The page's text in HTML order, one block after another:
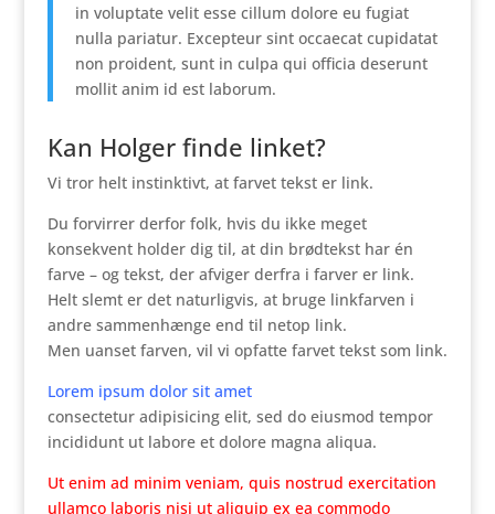
in voluptate velit esse cillum dolore eu fugiat
nulla pariatur. Excepteur sint occaecat cupidatat
non proident, sunt in culpa qui officia deserunt
mollit anim id est laborum.
Kan Holger finde linket?
Vi tror helt instinktivt, at farvet tekst er link.
Du forvirrer derfor folk, hvis du ikke meget
konsekvent holder dig til, at din brødtekst har én
farve – og tekst, der afviger derfra i farver er link.
Helt slemt er det naturligvis, at bruge linkfarven i
andre sammenhænge end til netop link.
Men uanset farven, vil vi opfatte farvet tekst som link.
Lorem ipsum dolor sit amet
consectetur adipisicing elit, sed do eiusmod tempor
incididunt ut labore et dolore magna aliqua.
Ut enim ad minim veniam, quis nostrud exercitation
ullamco laboris nisi ut aliquip ex ea commodo